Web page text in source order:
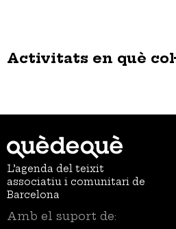
Activitats en què
L’agenda del teixit
associatiu i comunitari de
Barcelona
Amb el suport de: